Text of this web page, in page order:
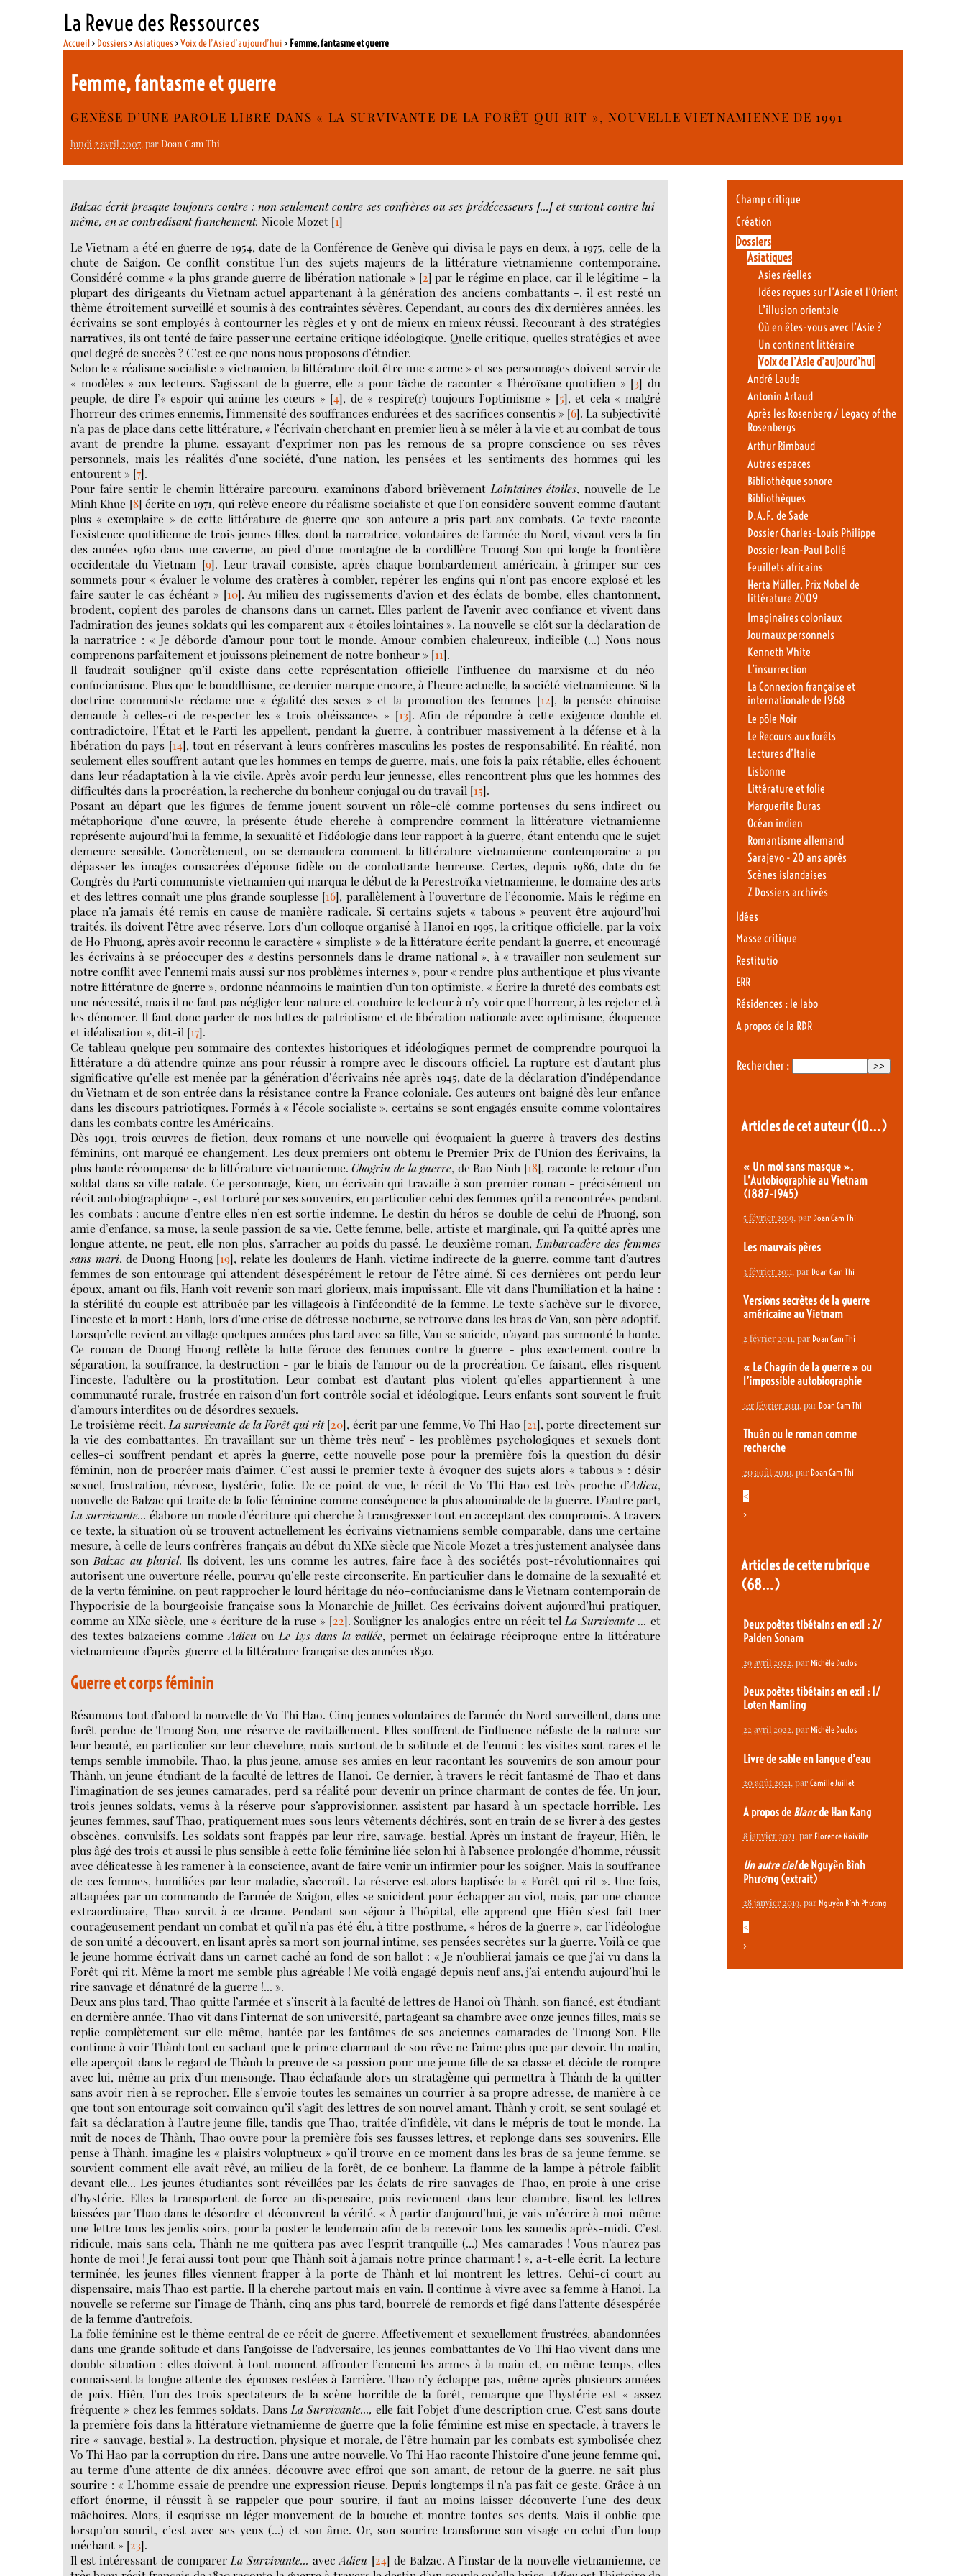
La Revue des Ressources
Accueil> Dossiers>Asiatiques>Voix de l’Asie d’aujourd’hui > Femme, fantasme et guerre
Femme, fantasme et guerre
GENÈSE D’UNE PAROLE LIBRE DANS « LA SURVIVANTE DE LA FORÊT QUI RIT », NOUVELLE VIETNAMIENNE DE 1991
lundi 2 avril 2007, parDoan Cam Thi
Balzac écrit presque toujours contre : non seulement contre ses confrères ou ses prédécesseurs [...] et surtout contre lui-
même, en se contredisant franchement. Nicole Mozet [1]
Le Vietnam a été en guerre de 1954, date de la Conférence de Genève qui divisa le pays en deux, à 1975, celle de la
chute de Saigon. Ce conflit constitue l’un des sujets majeurs de la littérature vietnamienne contemporaine.
Considéré comme « la plus grande guerre de libération nationale » [2] par le régime en place, car il le légitime - la
plupart des dirigeants du Vietnam actuel appartenant à la génération des anciens combattants -, il est resté un
thème étroitement surveillé et soumis à des contraintes sévères. Cependant, au cours des dix dernières années, les
écrivains se sont employés à contourner les règles et y ont de mieux en mieux réussi. Recourant à des stratégies
narratives, ils ont tenté de faire passer une certaine critique idéologique. Quelle critique, quelles stratégies et avec
quel degré de succès ? C’est ce que nous nous proposons d’étudier.
Selon le « réalisme socialiste » vietnamien, la littérature doit être une « arme » et ses personnages doivent servir de
« modèles » aux lecteurs. S’agissant de la guerre, elle a pour tâche de raconter « l’héroïsme quotidien » [3] du
peuple, de dire l’« espoir qui anime les cœurs » [4], de « respire(r) toujours l’optimisme » [5], et cela « malgré
l’horreur des crimes ennemis, l’immensité des souffrances endurées et des sacrifices consentis » [6]. La subjectivité
n’a pas de place dans cette littérature, « l’écrivain cherchant en premier lieu à se mêler à la vie et au combat de tous
avant de prendre la plume, essayant d’exprimer non pas les remous de sa propre conscience ou ses rêves
personnels, mais les réalités d’une société, d’une nation, les pensées et les sentiments des hommes qui les
entourent » [7].
Pour faire sentir le chemin littéraire parcouru, examinons d’abord brièvementLointaines étoiles, nouvelle de Le
Minh Khue [8] écrite en 1971, qui relève encore du réalisme socialiste et que l’on considère souvent comme d’autant
plus « exemplaire » de cette littérature de guerre que son auteure a pris part aux combats. Ce texte raconte
l’existence quotidienne de trois jeunes filles, dont la narratrice, volontaires de l’armée du Nord, vivant vers la fin
des années 1960 dans une caverne, au pied d’une montagne de la cordillère Truong Son qui longe la frontière
occidentale du Vietnam[9]. Leur travail consiste, après chaque bombardement américain, à grimper sur ces
sommets pour « évaluer le volume des cratères à combler, repérer les engins qui n’ont pas encore explosé et les
faire sauter le cas échéant » [10]. Au milieu des rugissements d’avion et des éclats de bombe, elles chantonnent,
brodent, copient des paroles de chansons dans un carnet. Elles parlent de l’avenir avec confiance et vivent dans
l’admiration des jeunes soldats qui les comparent aux « étoiles lointaines ». La nouvelle se clôt sur la déclaration de
la narratrice : « Je déborde d’amour pour tout le monde. Amour combien chaleureux, indicible (...) Nous nous
comprenons parfaitement et jouissons pleinement de notre bonheur » [11].
Il faudrait souligner qu’il existe dans cette représentation officielle l’influence du marxisme et du néo-
confucianisme. Plus que le bouddhisme, ce dernier marque encore, à l’heure actuelle, la société vietnamienne. Si la
doctrine communiste réclame une « égalité des sexes » et la promotion des femmes [12], la pensée chinoise
demande à celles-ci de respecter les « trois obéissances » [13]. Afin de répondre à cette exigence double et
contradictoire, l’État et le Parti les appellent, pendant la guerre, à contribuer massivement à la défense et à la
libération du pays [14], tout en réservant à leurs confrères masculins les postes de responsabilité. En réalité, non
seulement elles souffrent autant que les hommes en temps de guerre, mais, une fois la paix rétablie, elles échouent
dans leur réadaptation à la vie civile. Après avoir perdu leur jeunesse, elles rencontrent plus que les hommes des
difficultés dans la procréation, la recherche du bonheur conjugal ou du travail [15].
Posant au départ que les figures de femme jouent souvent un rôle-clé comme porteuses du sens indirect ou
métaphorique d’une œuvre, la présente étude cherche à comprendre comment la littérature vietnamienne
représente aujourd’hui la femme, la sexualité et l’idéologie dans leur rapport à la guerre, étant entendu que le sujet
demeure sensible. Concrètement, on se demandera comment la littérature vietnamienne contemporaine a pu
dépasser les images consacrées d’épouse fidèle ou de combattante heureuse. Certes, depuis 1986, date du 6e
Congrès du Parti communiste vietnamien qui marqua le début de la Perestroïka vietnamienne, le domaine des arts
et des lettres connaît une plus grande souplesse [16], parallèlement à l’ouverture de l’économie. Mais le régime en
place n’a jamais été remis en cause de manière radicale. Si certains sujets « tabous » peuvent être aujourd’hui
traités, ils doivent l’être avec réserve. Lors d’un colloque organisé à Hanoi en 1995, la critique officielle, par la voix
de Ho Phuong, après avoir reconnu le caractère « simpliste » de la littérature écrite pendant la guerre, et encouragé
les écrivains à se préoccuper des « destins personnels dans le drame national », à « travailler non seulement sur
notre conflit avec l’ennemi mais aussi sur nos problèmes internes », pour « rendre plus authentique et plus vivante
notre littérature de guerre », ordonne néanmoins le maintien d’un ton optimiste. « Écrire la dureté des combats est
une nécessité, mais il ne faut pas négliger leur nature et conduire le lecteur à n’y voir que l’horreur, à les rejeter et à
les dénoncer. Il faut donc parler de nos luttes de patriotisme et de libération nationale avec optimisme, éloquence
et idéalisation », dit-il [17].
Ce tableau quelque peu sommaire des contextes historiques et idéologiques permet de comprendre pourquoi la
littérature a dû attendre quinze ans pour réussir à rompre avec le discours officiel. La rupture est d’autant plus
significative qu’elle est menée par la génération d’écrivains née après 1945, date de la déclaration d’indépendance
du Vietnam et de son entrée dans la résistance contre la France coloniale. Ces auteurs ont baigné dès leur enfance
dans les discours patriotiques. Formés à « l’école socialiste », certains se sont engagés ensuite comme volontaires
dans les combats contre les Américains.
Dès 1991, trois œuvres de fiction, deux romans et une nouvelle qui évoquaient la guerre à travers des destins
féminins, ont marqué ce changement. Les deux premiers ont obtenu le Premier Prix de l’Union des Écrivains, la
plus haute récompense de la littérature vietnamienne.Chagrin de la guerre, de Bao Ninh[18], raconte le retour d’un
soldat dans sa ville natale. Ce personnage, Kien, un écrivain qui travaille à son premier roman - précisément un
récit autobiographique -, est torturé par ses souvenirs, en particulier celui des femmes qu’il a rencontrées pendant
les combats : aucune d’entre elles n’en est sortie indemne. Le destin du héros se double de celui de Phuong, son
amie d’enfance, sa muse, la seule passion de sa vie. Cette femme, belle, artiste et marginale, qui l’a quitté après une
longue attente, ne peut, elle non plus, s’arracher au poids du passé. Le deuxième roman,Embarcadère des femmes
sans mari, de Duong Huong[19], relate les douleurs de Hanh, victime indirecte de la guerre, comme tant d’autres
femmes de son entourage qui attendent désespérément le retour de l’être aimé. Si ces dernières ont perdu leur
époux, amant ou fils, Hanh voit revenir son mari glorieux, mais impuissant. Elle vit dans l’humiliation et la haine :
la stérilité du couple est attribuée par les villageois à l’infécondité de la femme. Le texte s’achève sur le divorce,
l’inceste et la mort : Hanh, lors d’une crise de détresse nocturne, se retrouve dans les bras de Van, son père adoptif.
Lorsqu’elle revient au village quelques années plus tard avec sa fille, Van se suicide, n’ayant pas surmonté la honte.
Ce roman de Duong Huong reflète la lutte féroce des femmes contre la guerre - plus exactement contre la
séparation, la souffrance, la destruction - par le biais de l’amour ou de la procréation. Ce faisant, elles risquent
l’inceste, l’adultère ou la prostitution. Leur combat est d’autant plus violent qu’elles appartiennent à une
communauté rurale, frustrée en raison d’un fort contrôle social et idéologique. Leurs enfants sont souvent le fruit
d’amours interdites ou de désordres sexuels.
Le troisième récit,La survivante de la Forêt qui rit[20], écrit par une femme, Vo Thi Hao [21], porte directement sur
la vie des combattantes. En travaillant sur un thème très neuf - les problèmes psychologiques et sexuels dont
celles-ci souffrent pendant et après la guerre, cette nouvelle pose pour la première fois la question du désir
féminin, non de procréer mais d’aimer. C’est aussi le premier texte à évoquer des sujets alors « tabous » : désir
sexuel, frustration, névrose, hystérie, folie. De ce point de vue, le récit de Vo Thi Hao est très proche d’Adieu,
nouvelle de Balzac qui traite de la folie féminine comme conséquence la plus abominable de la guerre. D’autre part,
La survivante... élabore un mode d’écriture qui cherche à transgresser tout en acceptant des compromis. A travers
ce texte, la situation où se trouvent actuellement les écrivains vietnamiens semble comparable, dans une certaine
mesure, à celle de leurs confrères français au début du XIXe siècle que Nicole Mozet a très justement analysée dans
sonBalzac au pluriel. Ils doivent, les uns comme les autres, faire face à des sociétés post-révolutionnaires qui
autorisent une ouverture réelle, pourvu qu’elle reste circonscrite. En particulier dans le domaine de la sexualité et
de la vertu féminine, on peut rapprocher le lourd héritage du néo-confucianisme dans le Vietnam contemporain de
l’hypocrisie de la bourgeoisie française sous la Monarchie de Juillet. Ces écrivains doivent aujourd’hui pratiquer,
comme au XIXe siècle, une « écriture de la ruse » [22]. Souligner les analogies entre un récit telLa Survivante ... et
des textes balzaciens commeAdieu ouLe Lys dans la vallée, permet un éclairage réciproque entre la littérature
vietnamienne d’après-guerre et la littérature française des années 1830.
Guerre et corps féminin
Résumons tout d’abord la nouvelle de Vo Thi Hao. Cinq jeunes volontaires de l’armée du Nord surveillent, dans une
forêt perdue de Truong Son, une réserve de ravitaillement. Elles souffrent de l’influence néfaste de la nature sur
leur beauté, en particulier sur leur chevelure, mais surtout de la solitude et de l’ennui : les visites sont rares et le
temps semble immobile. Thao, la plus jeune, amuse ses amies en leur racontant les souvenirs de son amour pour
Thành, un jeune étudiant de la faculté de lettres de Hanoi. Ce dernier, à travers le récit fantasmé de Thao et dans
l’imagination de ses jeunes camarades, perd sa réalité pour devenir un prince charmant de contes de fée. Un jour,
trois jeunes soldats, venus à la réserve pour s’approvisionner, assistent par hasard à un spectacle horrible. Les
jeunes femmes, sauf Thao, pratiquement nues sous leurs vêtements déchirés, sont en train de se livrer à des gestes
obscènes, convulsifs. Les soldats sont frappés par leur rire, sauvage, bestial. Après un instant de frayeur, Hiên, le
plus âgé des trois et aussi le plus sensible à cette folie féminine liée selon lui à l’absence prolongée d’homme, réussit
avec délicatesse à les ramener à la conscience, avant de faire venir un infirmier pour les soigner. Mais la souffrance
de ces femmes, humiliées par leur maladie, s’accroît. La réserve est alors baptisée la « Forêt qui rit ». Une fois,
attaquées par un commando de l’armée de Saigon, elles se suicident pour échapper au viol, mais, par une chance
extraordinaire, Thao survit à ce drame. Pendant son séjour à l’hôpital, elle apprend que Hiên s’est fait tuer
courageusement pendant un combat et qu’il n’a pas été élu, à titre posthume, « héros de la guerre », car l’idéologue
de son unité a découvert, en lisant après sa mort son journal intime, ses pensées secrètes sur la guerre. Voilà ce que
le jeune homme écrivait dans un carnet caché au fond de son ballot : « Je n’oublierai jamais ce que j’ai vu dans la
Forêt qui rit. Même la mort me semble plus agréable ! Me voilà engagé depuis neuf ans, j’ai entendu aujourd’hui le
rire sauvage et dénaturé de la guerre !... ».
Deux ans plus tard, Thao quitte l’armée et s’inscrit à la faculté de lettres de Hanoi où Thành, son fiancé, est étudiant
en dernière année. Thao vit dans l’internat de son université, partageant sa chambre avec onze jeunes filles, mais se
replie complètement sur elle-même, hantée par les fantômes de ses anciennes camarades de Truong Son. Elle
continue à voir Thành tout en sachant que le prince charmant de son rêve ne l’aime plus que par devoir. Un matin,
elle aperçoit dans le regard de Thành la preuve de sa passion pour une jeune fille de sa classe et décide de rompre
avec lui, même au prix d’un mensonge. Thao échafaude alors un stratagème qui permettra à Thành de la quitter
sans avoir rien à se reprocher. Elle s’envoie toutes les semaines un courrier à sa propre adresse, de manière à ce
que tout son entourage soit convaincu qu’il s’agit des lettres de son nouvel amant. Thành y croit, se sent soulagé et
fait sa déclaration à l’autre jeune fille, tandis que Thao, traitée d’infidèle, vit dans le mépris de tout le monde. La
nuit de noces de Thành, Thao ouvre pour la première fois ses fausses lettres, et replonge dans ses souvenirs. Elle
pense à Thành, imagine les « plaisirs voluptueux » qu’il trouve en ce moment dans les bras de sa jeune femme, se
souvient comment elle avait rêvé, au milieu de la forêt, de ce bonheur. La flamme de la lampe à pétrole faiblit
devant elle... Les jeunes étudiantes sont réveillées par les éclats de rire sauvages de Thao, en proie à une crise
d’hystérie. Elles la transportent de force au dispensaire, puis reviennent dans leur chambre, lisent les lettres
laissées par Thao dans le désordre et découvrent la vérité. « À partir d’aujourd’hui, je vais m’écrire à moi-même
une lettre tous les jeudis soirs, pour la poster le lendemain afin de la recevoir tous les samedis après-midi. C’est
ridicule, mais sans cela, Thành ne me quittera pas avec l’esprit tranquille (...) Mes camarades ! Vous n’aurez pas
honte de moi ! Je ferai aussi tout pour que Thành soit à jamais notre prince charmant ! », a-t-elle écrit. La lecture
terminée, les jeunes filles viennent frapper à la porte de Thành et lui montrent les lettres. Celui-ci court au
dispensaire, mais Thao est partie. Il la cherche partout mais en vain. Il continue à vivre avec sa femme à Hanoi. La
nouvelle se referme sur l’image de Thành, cinq ans plus tard, bourrelé de remords et figé dans l’attente désespérée
de la femme d’autrefois.
La folie féminine est le thème central de ce récit de guerre. Affectivement et sexuellement frustrées, abandonnées
dans une grande solitude et dans l’angoisse de l’adversaire, les jeunes combattantes de Vo Thi Hao vivent dans une
double situation : elles doivent à tout moment affronter l’ennemi les armes à la main et, en même temps, elles
connaissent la longue attente des épouses restées à l’arrière. Thao n’y échappe pas, même après plusieurs années
de paix. Hiên, l’un des trois spectateurs de la scène horrible de la forêt, remarque que l’hystérie est « assez
fréquente » chez les femmes soldats. DansLa Survivante..., elle fait l’objet d’une description crue. C’est sans doute
la première fois dans la littérature vietnamienne de guerre que la folie féminine est mise en spectacle, à travers le
rire « sauvage, bestial ». La destruction, physique et morale, de l’être humain par les combats est symbolisée chez
Vo Thi Hao par la corruption du rire. Dans une autre nouvelle, Vo Thi Hao raconte l’histoire d’une jeune femme qui,
au terme d’une attente de dix années, découvre avec effroi que son amant, de retour de la guerre, ne sait plus
sourire : « L’homme essaie de prendre une expression rieuse. Depuis longtemps il n’a pas fait ce geste. Grâce à un
effort énorme, il réussit à se rappeler que pour sourire, il faut au moins laisser découverte l’une des deux
mâchoires. Alors, il esquisse un léger mouvement de la bouche et montre toutes ses dents. Mais il oublie que
lorsqu’on sourit, c’est avec ses yeux (...) et son âme. Or, son sourire transforme son visage en celui d’un loup
méchant » [23].
Il est intéressant de comparerLa Survivante...avecAdieu [24] de Balzac. A l’instar de la nouvelle vietnamienne, ce
Champ critique
Création
Dossiers
Asiatiques
Asies réelles
Idées reçues sur l’Asie et l’Orient
L’illusion orientale
Où en êtes-vous avec l’Asie ?
Un continent littéraire
Voix de l’Asie d’aujourd’hui
André Laude
Antonin Artaud
Après les Rosenberg / Legacy of the
Rosenbergs
Arthur Rimbaud
Autres espaces
Bibliothèque sonore
Bibliothèques
D.A.F. de Sade
Dossier Charles-Louis Philippe
Dossier Jean-Paul Dollé
Feuillets africains
Herta Müller, Prix Nobel de
littérature 2009
Imaginaires coloniaux
Journaux personnels
Kenneth White
L’insurrection
La Connexion française et
internationale de 1968
Le pôle Noir
Le Recours aux forêts
Lectures d’Italie
Lisbonne
Littérature et folie
Marguerite Duras
Océan indien
Romantisme allemand
Sarajevo - 20 ans après
Scènes islandaises
Z Dossiers archivés
Idées
Masse critique
Restitutio
ERR
Résidences : le labo
A propos de la RDR
Rechercher :
Articles de cet auteur(10…)
« Un moi sans masque ».
L’Autobiographie au Vietnam
(1887-1945)
5 février 2019, par Doan Cam Thi
Les mauvais pères
3 février 2011, par Doan Cam Thi
Versions secrètes de la guerre
américaine au Vietnam
2 février 2011, par Doan Cam Thi
« Le Chagrin de la guerre » ou
l’impossible autobiographie
1er février 2011, par Doan Cam Thi
Thuân ou le roman comme
recherche
20 août 2010, par Doan Cam Thi
<
>
Articles de cette rubrique
(68…)
Deux poètes tibétains en exil : 2/
Palden Sonam
29 avril 2022, par Michèle Duclos
Deux poètes tibétains en exil : 1/
Loten Namling
22 avril 2022, par Michèle Duclos
Livre de sable en langue d’eau
20 août 2021, par Camille Juillet
A propos de Blancde Han Kang
8 janvier 2021, par Florence Noiville
Un autre cielde Nguyễn Bình
Phương (extrait)
28 janvier 2019, par Nguyễn Bình Phương
<
>